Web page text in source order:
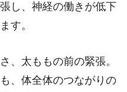
し、神経の働きが低下
す。
、太ももの前の緊張。
、体全体のつながりの